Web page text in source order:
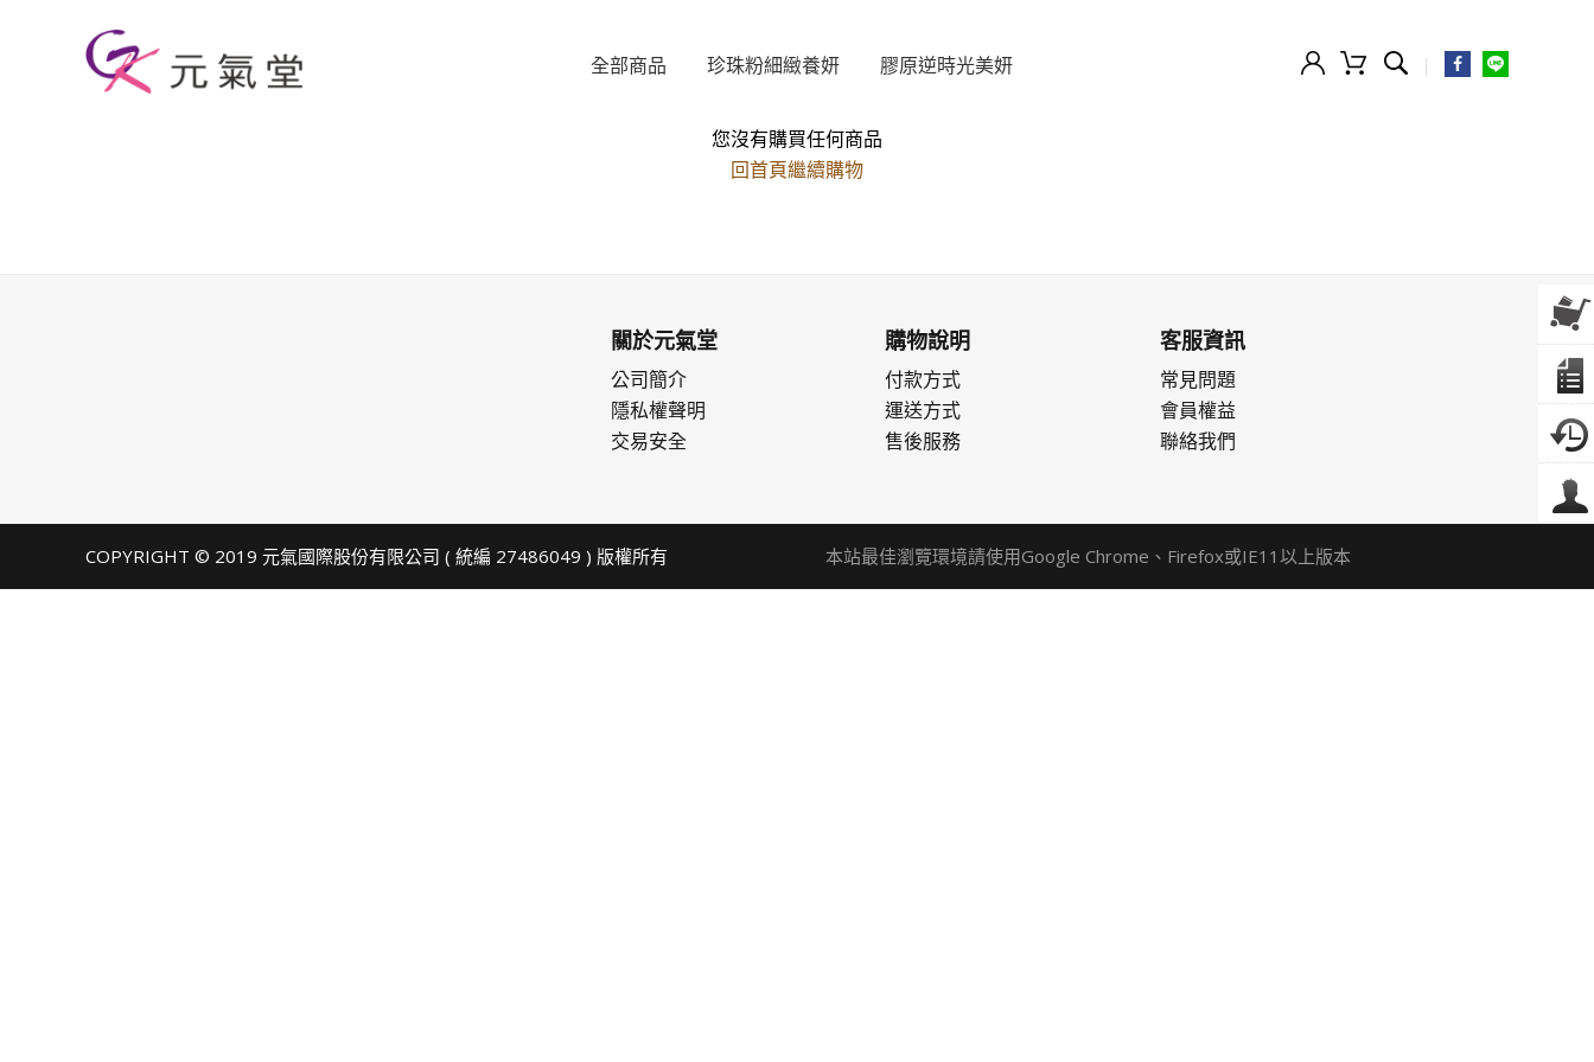
全部商品 珍珠粉細緻養妍 膠原逆時光美妍
您沒有購買任何商品
回首頁繼續購物
關於元氣堂
公司簡介
隱私權聲明
交易安全
購物說明
付款方式
運送方式
售後服務
客服資訊
常見問題
會員權益
聯絡我們
COPYRIGHT © 2019 元氣國際股份有限公司 ( 統編 27486049 ) 版權所有 本站最佳瀏覽環境請使用Google Chrome、Firefox或IE11以上版本